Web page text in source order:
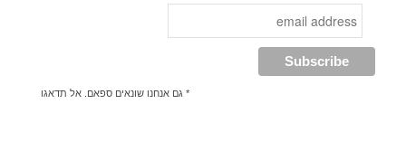
* גם אנחנו שונאים ספאם. אל תדאגו